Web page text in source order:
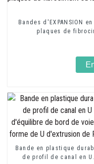
Bandes d'EXPANSION
plaques de
Bande en plastique
de profil de canal en U